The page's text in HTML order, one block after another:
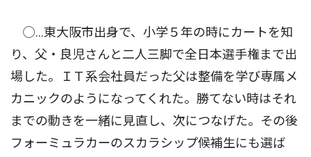
◯…東大阪市出身で、小学５年の時にカートを知
り、父・良児さんと二人三脚で全日本選手権まで出
場した。ＩＴ系会社員だった父は整備を学び専属メ
カニックのようになってくれた。勝てない時はそれ
までの動きを一緒に見直し、次につなげた。その後
フォーミュラカーのスカラシップ候補生にも選ば